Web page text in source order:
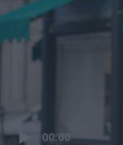
00:00